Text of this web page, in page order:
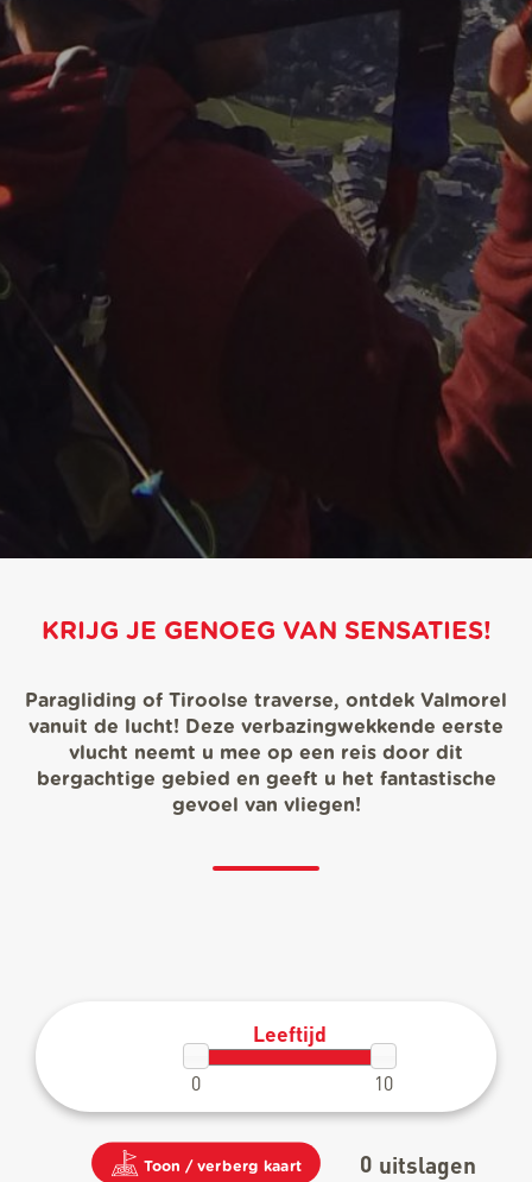
KRIJG JE GENOEG VAN SENSATIES!
Paragliding of Tiroolse traverse, ontdek Valmorel
vanuit de lucht! Deze verbazingwekkende eerste
vlucht neemt u mee op een reis door dit
bergachtige gebied en geeft u het fantastische
gevoel van vliegen!
Leeftijd
0 10
Toon / verberg kaart 0 uitslagen